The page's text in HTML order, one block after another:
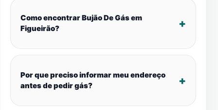
Como encontrar Bujão De Gás em
Figueirão?
Por que preciso informar meu endereço
antes de pedir gás?